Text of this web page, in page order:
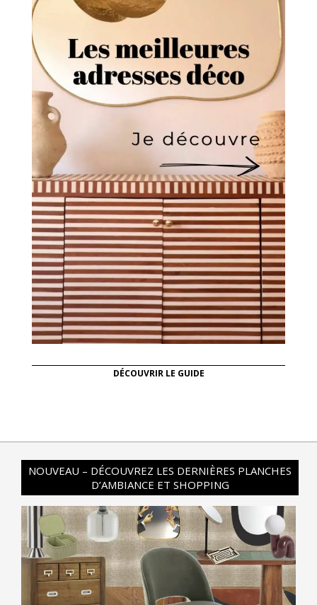
DÉCOUVRIR LE GUIDE
NOUVEAU – DÉCOUVREZ LES DERNIÈRES PLANCHES
D’AMBIANCE ET SHOPPING